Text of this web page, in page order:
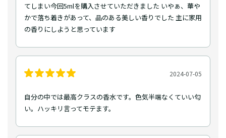
てしまい今回5mlを購入させていただきました いやぁ、華や
かで落ち着きがあって、品のある美しい香りでした 主に家用
の香りにしようと思っています
2024-07-05
自分の中では最高クラスの香水です。色気半端なくていい匂
い。ハッキリ言ってモテます。